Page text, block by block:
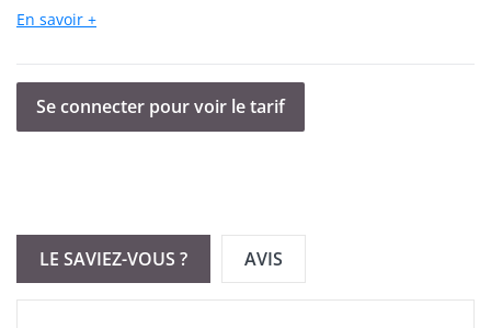
apothicaires datant du Moyen Âge. Une fabrication maison où
création exceptionnelle, façonnée avec passion par un maître
artisan au sein de notre manufacture, destinée à éclairer les
tables des fins gourmets et des chefs les plus exigeants, pour
tous les types de cuisines confondus.
œuvre d'art sur la route des épices.
Pas étonnant qu'il ait inspiré le chef barman du Fouquet's
Paris, Christophe Corallini, avec sa création Bombay
En savoir +
Se connecter pour voir le tarif
LE SAVIEZ-VOUS ? AVIS